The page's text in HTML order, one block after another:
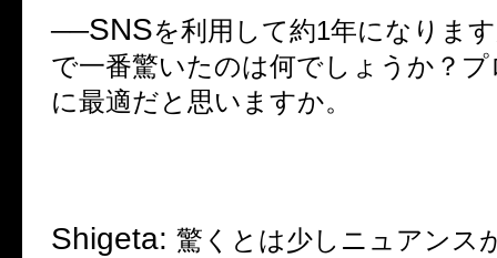
──SNSを利用して約1年になりま
で一番驚いたのは何でしょうか？
に最適だと思いますか。
Shigeta: 驚くとは少しニュアンス